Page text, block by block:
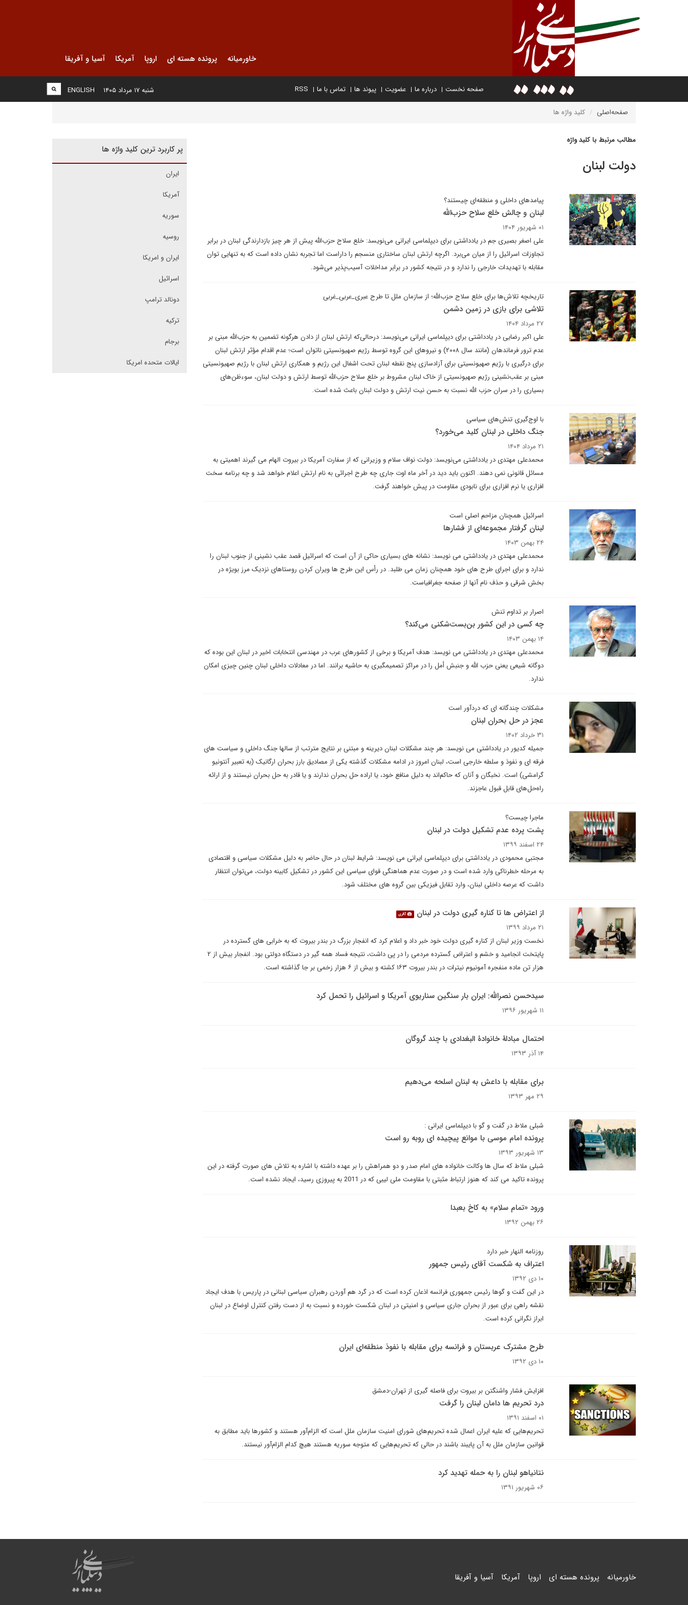
خاورمیانه پرونده هسته ای اروپا آمریکا آسیا و آفریقا
صفحه نخست درباره ما عضویت پیوند ها تماس با ما RSS
ENGLISH شنبه ۱۷ مرداد ۱۴۰۵
صفحه‌اصلی کلید واژه ها
مطالب مرتبط با کلید واژه
دولت لبنان
پیامدهای داخلی و منطقه‌ای چیستند؟
لبنان و چالش خلع سلاح حزب‌الله
۰۱ شهریور ۱۴۰۴
علی اصغر بصیری جم در یادداشتی برای دیپلماسی ایرانی می‌نویسد: خلع سلاح حزب‌الله پیش از هر چیز بازدارندگی لبنان در برابر
تجاوزات اسرائیل را از میان می‌برد. اگرچه ارتش لبنان ساختاری منسجم را داراست اما تجربه نشان داده است که به تنهایی توان
مقابله با تهدیدات خارجی را ندارد و در نتیجه کشور در برابر مداخلات آسیب‌پذیر می‌شود.
تاریخچه تلاش‌ها برای خلع سلاح حزب‌الله؛ از سازمان ملل تا طرح عبری_عربی_غربی
تلاشی برای بازی در زمین دشمن
۲۷ مرداد ۱۴۰۴
علی اکبر رضایی در یادداشتی برای دیپلماسی ایرانی می‌نویسد: درحالی‌که ارتش لبنان از دادن هرگونه تضمین به حزب‌الله مبنی بر
عدم ترور فرماندهان (مانند سال ۲۰۰۸) و نیروهای این گروه توسط رژیم صهیونسیتی ناتوان است؛ عدم اقدام مؤثر ارتش لبنان
برای درگیری با رژیم صهیونسیتی برای آزادسازی پنج نقطه لبنان تحت اشغال این رژیم و همکاری ارتش لبنان با رژیم صهیونسیتی
مبنی بر عقب‌نشینی رژیم صهیونسیتی از خاک لبنان مشروط بر خلع سلاح حزب‌الله توسط ارتش و دولت لبنان، سوءظن‌های
بسیاری را در سران حزب الله نسبت به حسن نیت ارتش و دولت لبنان باعث شده است.
با اوج‌گیری تنش‌های سیاسی
جنگ داخلی در لبنان کلید می‌خورد؟
۲۱ مرداد ۱۴۰۴
محمدعلی مهتدی در یادداشتی می‌نویسد: دولت نواف سلام و وزیرانی که از سفارت آمریکا در بیروت الهام می گیرند اهمیتی به
مسائل قانونی نمی دهند. اکنون باید دید در آخر ماه اوت جاری چه طرح اجرائی به نام ارتش اعلام خواهد شد و چه برنامه سخت
افزاری یا نرم افزاری برای نابودی مقاومت در پیش خواهند گرفت.
اسرائیل همچنان مزاحم اصلی است
لبنان گرفتار مجموعه‌ای از فشارها
۲۴ بهمن ۱۴۰۳
محمدعلی مهتدی در یادداشتی می نویسد: نشانه های بسیاری حاکی از آن است که اسرائیل قصد عقب نشینی از جنوب لبنان را
ندارد و برای اجرای طرح های خود همچنان زمان می طلبد. در رأس این طرح ها ویران کردن روستاهای نزدیک مرز بویژه در
بخش شرقی و حذف نام آنها از صفحه جغرافیاست.
اصرار بر تداوم تنش
چه کسی در این کشور بن‌بست‌شکنی می‌کند؟
۱۴ بهمن ۱۴۰۳
محمدعلی مهتدی در یادداشتی می نویسد: هدف آمریکا و برخی از کشورهای عرب در مهندسی انتخابات اخیر در لبنان این بوده که
دوگانه شیعی یعنی حزب الله و جنبش أمل را در مراکز تصمیمگیری به حاشیه برانند. اما در معادلات داخلی لبنان چنین چیزی امکان
ندارد.
مشکلات چندگانه ای که دردآور است
عجز در حل بحران لبنان
۳۱ خرداد ۱۴۰۲
جمیله کدیور در یادداشتی می نویسد: هر چند مشکلات لبنان دیرینه و مبتنی بر نتایج مترتب از سالها جنگ داخلی و سیاست های
فرقه ای و نفوذ و سلطه خارجی است، لبنان امروز در ادامه مشکلات گذشته یکی از مصادیق بارز بحران ارگانیک (به تعبیر آنتونیو
گرامشی) است. نخبگان و آنان که حاکم‌اند به دلیل منافع خود، یا اراده حل بحران ندارند و یا قادر به حل بحران نیستند و از ارائه‌
راه‌حل‌های قابل قبول عاجزند.
ماجرا چیست؟
پشت پرده عدم تشکیل دولت در لبنان
۲۴ اسفند ۱۳۹۹
مجتبی محمودی در یادداشتی برای دیپلماسی ایرانی می نویسد: شرایط لبنان در حال حاضر به دلیل مشکلات سیاسی و اقتصادی
به مرحله خطرناکی وارد شده است و در صورت عدم هماهنگی قوای سیاسی این کشور در تشکیل کابینه دولت، می‌توان انتظار
داشت که عرصه داخلی لبنان، وارد تقابل فیزیکی بین گروه های مختلف شود.
از اعتراض ها تا کناره گیری دولت در لبنان گالری
۲۱ مرداد ۱۳۹۹
نخست وزیر لبنان از کناره گیری دولت خود خبر داد و اعلام کرد که انفجار بزرگ در بندر بیروت که به خرابی های گسترده در
پایتخت انجامید و خشم و اعتراض گسترده مردمی را در پی داشت، نتیجه فساد همه گیر در دستگاه دولتی بود. انفجار بیش از ۲
هزار تن ماده منفجره آمونیوم نیترات در بندر بیروت ۱۶۳ کشته و بیش از ۶ هزار زخمی بر جا گذاشته است.
سیدحسن نصرالله: ایران بار سنگین سناریوی آمریکا و اسرائیل را تحمل کرد
۱۱ شهریور ۱۳۹۶
احتمال مبادلۀ خانوادۀ البغدادی با چند گروگان‌
۱۴ آذر ۱۳۹۳
برای مقابله با داعش به لبنان اسلحه می‌دهیم
۲۹ مهر ۱۳۹۳
شبلی ملاط در گفت و گو با دیپلماسی ایرانی :
پرونده امام موسی با موانع پیچیده ای روبه رو است
۱۳ شهریور ۱۳۹۳
شبلی ملاط که سال ها وکالت خانواده های امام صدر و دو همراهش را بر عهده داشته با اشاره به تلاش های صورت گرفته در این
پرونده تاکید می کند که هنوز ارتباط مثبتی با مقاومت ملی لیبی که در 2011 به پیروزی رسید، ایجاد نشده است.
ورود «تمام سلام» به کاخ بعبدا
۲۶ بهمن ۱۳۹۲
روزنامه النهار خبر دارد
اعتراف به شکست آقای رئیس جمهور
۱۰ دی ۱۳۹۲
در این گفت و گوها رئیس جمهوری فرانسه اذعان کرده است که در گرد هم آوردن رهبران سیاسی لبنانی در پاریس با هدف ایجاد
نقشه راهی برای عبور از بحران جاری سیاسی و امنیتی در لبنان شکست خورده و نسبت به از دست رفتن کنترل اوضاع در لبنان
ابراز نگرانی کرده است.
طرح مشترک عربستان و فرانسه برای مقابله با نفوذ منطقه‌ای ایران
۱۰ دی ۱۳۹۲
افزایش فشار واشنگتن بر بیروت برای فاصله گیری از تهران-دمشق
درد تحریم ها دامان لبنان را گرفت
۰۱ اسفند ۱۳۹۱
تحریم‌هایی که علیه ایران اعمال شده تحریم‌های شورای امنیت سازمان ملل است که الزام‌آور هستند و کشورها باید مطابق به
قوانین سازمان ملل به آن پایبند باشند در حالی که تحریم‌هایی که متوجه سوریه هستند هیچ کدام الزام‌آور نیستند.
نتانیاهو لبنان را به حمله تهدید کرد
۰۶ شهریور ۱۳۹۱
پر کاربرد ترین کلید واژه ها
ایران
آمریکا
سوریه
روسیه
ایران و امریکا
اسرائیل
دونالد ترامپ
ترکیه
برجام
ایالات متحده امریکا
خاورمیانه پرونده هسته ای اروپا آمریکا آسیا و آفریقا